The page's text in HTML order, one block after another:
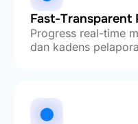
Fast-Transparent
Progress real-time
dan kadens